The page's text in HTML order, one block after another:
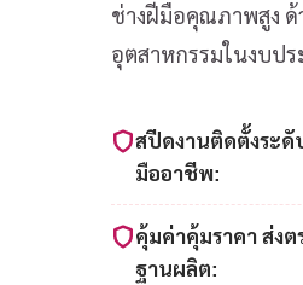
ช่างฝีมือคุณภาพสูง ด้
อุตสาหกรรมในงบป
สปีดงานติดตั้งระดั
มืออาชีพ:
คุ้มค่าคุ้มราคา ส่งต
ฐานผลิต: